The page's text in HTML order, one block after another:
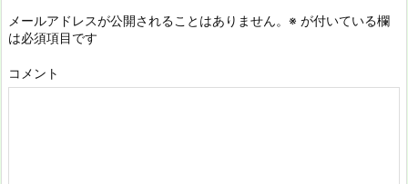
メールアドレスが公開されることはありません。 ※ が付いている欄
は必須項目です
コメント